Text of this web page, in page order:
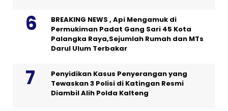
BREAKING NEWS , Api Mengamuk di
Permukiman Padat Gang Sari 45 Kota
Palangka Raya,Sejumlah Rumah dan MTs
Darul Ulum Terbakar
Penyidikan Kasus Penyerangan yang
Tewaskan 3 Polisi di Katingan Resmi
Diambil Alih Polda Kalteng